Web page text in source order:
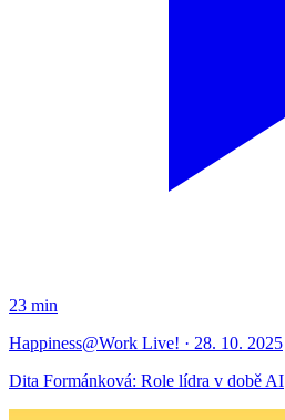
23 min
Happiness@Work Live! · 28. 10. 2025
Dita Formánková: Role lídra v době AI